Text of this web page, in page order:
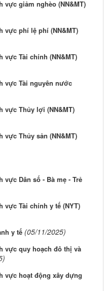
vực giảm nghèo (NN&MT)
vực phí lệ phí (NN&MT)
vực Tài chính (NN&MT)
vực Tài nguyên nước
vực Thủy lợi (NN&MT)
vực Thủy sản (NN&MT)
vực Dân số - Bà mẹ - Trẻ
vực Tài chính y tế (NYT)
y tế (05/11/2025)
vực quy hoạch đô thị và
vực hoạt động xây dựng